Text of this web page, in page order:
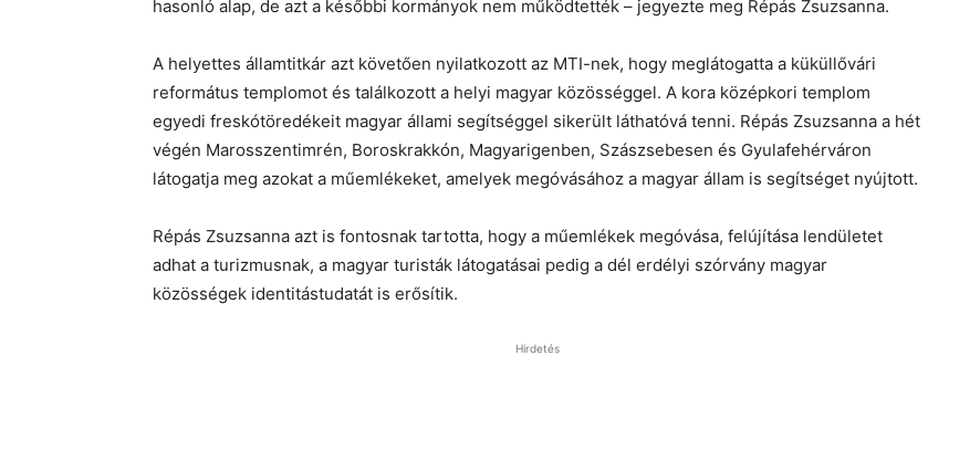
hasonló alap, de azt a későbbi kormányok nem működtették – jegyezte meg Répás Zsuzsanna.
A helyettes államtitkár azt követően nyilatkozott az MTI-nek, hogy meglátogatta a küküllővári
református templomot és találkozott a helyi magyar közösséggel. A kora középkori templom
egyedi freskótöredékeit magyar állami segítséggel sikerült láthatóvá tenni. Répás Zsuzsanna a hét
végén Marosszentimrén, Boroskrakkón, Magyarigenben, Szászsebesen és Gyulafehérváron
látogatja meg azokat a műemlékeket, amelyek megóvásához a magyar állam is segítséget nyújtott.
Répás Zsuzsanna azt is fontosnak tartotta, hogy a műemlékek megóvása, felújítása lendületet
adhat a turizmusnak, a magyar turisták látogatásai pedig a dél erdélyi szórvány magyar
közösségek identitástudatát is erősítik.
Hirdetés